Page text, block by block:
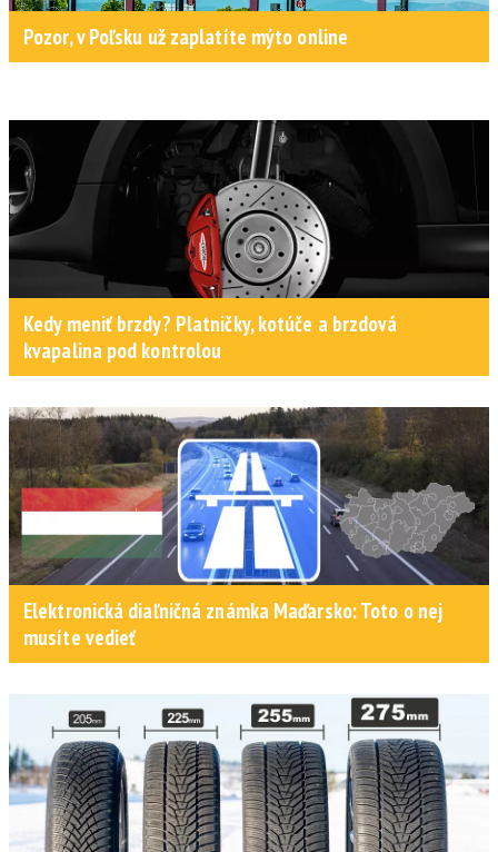
Pozor, v Poľsku už zaplatíte mýto online
Kedy meniť brzdy? Platničky, kotúče a brzdová
kvapalina pod kontrolou
Elektronická diaľničná známka Maďarsko: Toto o nej
musíte vedieť